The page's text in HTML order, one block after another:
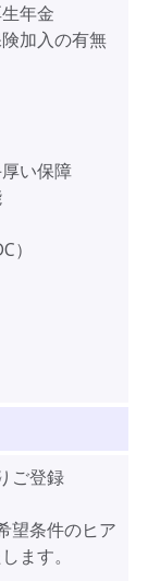
年金
加入の有無
い保障
）
ご登録
望条件のヒア
ます。